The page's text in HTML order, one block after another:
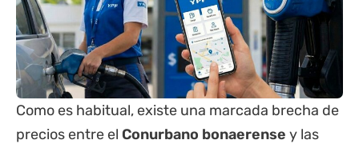
Como es habitual, existe una marcada brecha de
precios entre el Conurbano bonaerense y las